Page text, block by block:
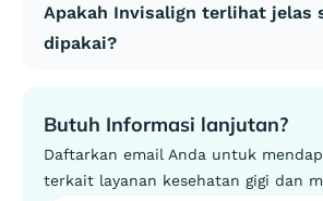
Apakah Invisalign terlihat jelas
dipakai?
Butuh Informasi lanjutan?
Daftarkan email Anda untuk
terkait layanan kesehatan gigi dan